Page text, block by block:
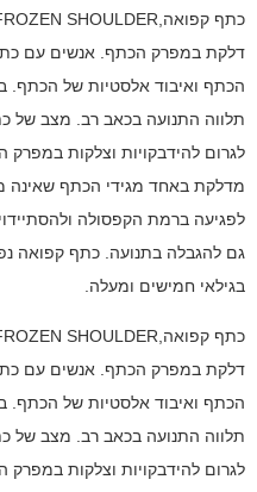
דלקת במפרק הכתף. אנשים עם
הכתף ואיבוד אלסטיות של הכתף.
תלווה התנועה בכאב רב. מצב של
לגרום להידבקויות וצלקות
מדלקת באחד מגידי הכתף שאינה
לפגיעה ברמת הקפסולה
גם להגבלה בתנועה. כתף קפואה
בגילאי חמישים ומעלה.
דלקת במפרק הכתף. אנשים עם
הכתף ואיבוד אלסטיות של הכתף.
תלווה התנועה בכאב רב. מצב של
לגרום להידבקויות וצלקות